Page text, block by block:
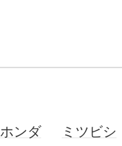
ホンダ
ミツビシ